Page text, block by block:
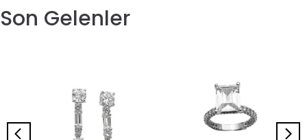
Son Gelenler